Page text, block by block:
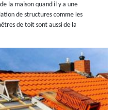
la maison quand il y a une
de structures comme les
de toit sont aussi de la